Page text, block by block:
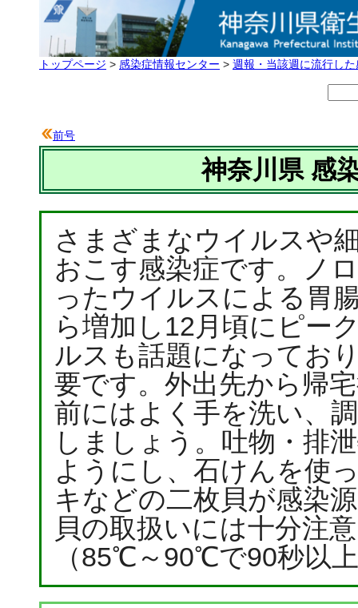
トップページ > 感染症情報センター > 週報・当該週に流行し
前号
神奈川県 感
さまざまなウイルスや
おこす感染症です。ノ
ったウイルスによる胃
ら増加し12月頃にピー
ルスも話題になってお
要です。外出先から帰
前にはよく手を洗い、
しましょう。吐物・排
ようにし、石けんを使
キなどの二枚貝が感染
貝の取扱いには十分注
（85℃～90℃で90秒以